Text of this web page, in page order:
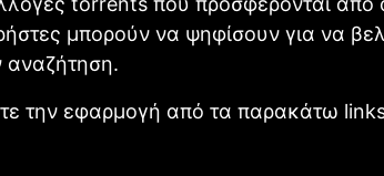
μπορούν να ψηφίσουν για να
αναζήτηση.
την εφαρμογή από τα παρακάτω